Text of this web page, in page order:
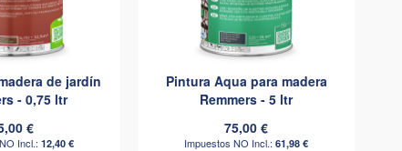
de jardín
- 0,75 ltr
€
12,40 €
Pintura Aqua para madera
Remmers - 5 ltr
75,00 €
61,98 €